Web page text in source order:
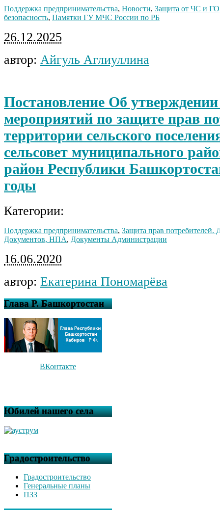
Поддержка предпринимательства, Новости, Защита от ЧС и ГО
безопасность, Памятки ГУ МЧС России по РБ
26.12.2025
автор: Айгуль Аглиуллина
Постановление Об
мероприятий по защите прав
территории сельского
сельсовет муниципального
район Республики
годы
Категории:
Поддержка предпринимательства, Защита прав потребителей.
Документов, НПА, Документы Администрации
16.06.2020
автор: Екатерина Пономарёва
Глава Р. Башкортостан
ВКонтакте
Юбилей нашего села
Градостроительство
Градостроительство
Генеральные планы
ПЗЗ